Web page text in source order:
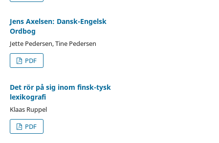
Jens Axelsen: Dansk-Engelsk
Ordbog
Jette Pedersen, Tine Pedersen
PDF
Det rör på sig inom finsk-tysk
lexikografi
Klaas Ruppel
PDF